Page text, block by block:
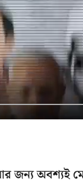
জন্য অবশ্যই